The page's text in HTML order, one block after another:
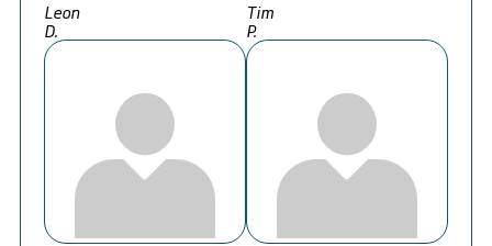
Leon
D.
Tim
P.